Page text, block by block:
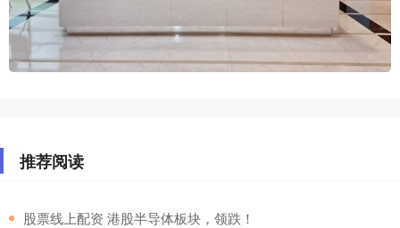
推荐阅读
​股票线上配资 港股半导体板块，领跌！